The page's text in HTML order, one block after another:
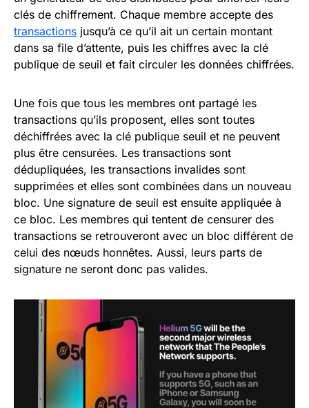
clés de chiffrement. Chaque membre accepte des
transactions jusqu’à ce qu’il ait un certain montant
dans sa file d’attente, puis les chiffres avec la clé
publique de seuil et fait circuler les données chiffrées.
Une fois que tous les membres ont partagé les
transactions qu’ils proposent, elles sont toutes
déchiffrées avec la clé publique seuil et ne peuvent
plus être censurées. Les transactions sont
dédupliquées, les transactions invalides sont
supprimées et elles sont combinées dans un nouveau
bloc. Une signature de seuil est ensuite appliquée à
ce bloc. Les membres qui tentent de censurer des
transactions se retrouveront avec un bloc différent de
celui des nœuds honnêtes. Aussi, leurs parts de
signature ne seront donc pas valides.